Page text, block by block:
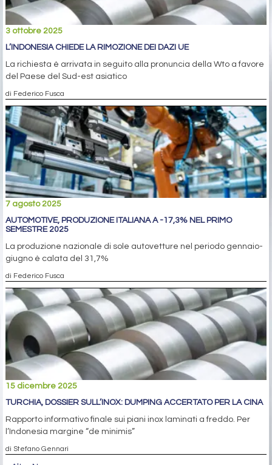
3 ottobre 2025
L’INDONESIA CHIEDE LA RIMOZIONE DEI DAZI UE
La richiesta è arrivata in seguito alla pronuncia della Wto a favore
del Paese del Sud-est asiatico
di Federico Fusca
7 agosto 2025
AUTOMOTIVE, PRODUZIONE ITALIANA A -17,3% NEL PRIMO
SEMESTRE 2025
La produzione nazionale di sole autovetture nel periodo gennaio-
giugno è calata del 31,7%
di Federico Fusca
15 dicembre 2025
TURCHIA, DOSSIER SULL’INOX: DUMPING ACCERTATO PER LA CINA
Rapporto informativo finale sui piani inox laminati a freddo. Per
l’Indonesia margine “de minimis”
di Stefano Gennari